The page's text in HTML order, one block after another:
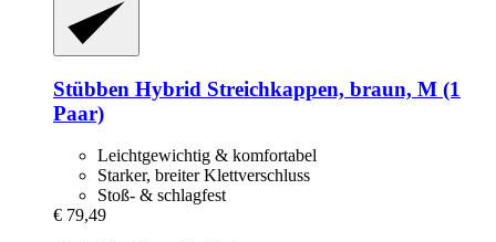
Stübben Hybrid Streichkappen, braun, M (1
Paar)
Leichtgewichtig & komfortabel
Starker, breiter Klettverschluss
Stoß- & schlagfest
€ 79,49